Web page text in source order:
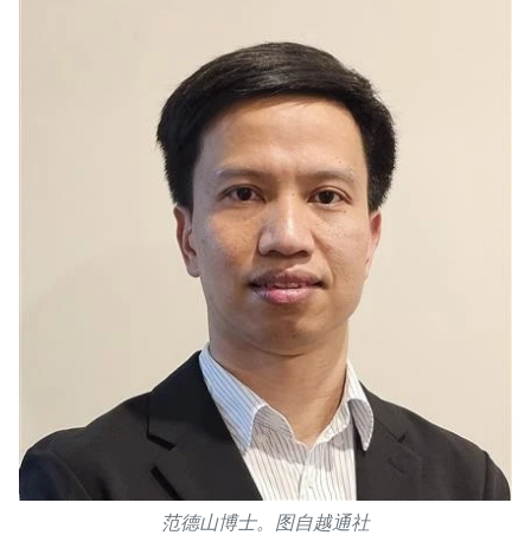
范德山博士。图自越通社